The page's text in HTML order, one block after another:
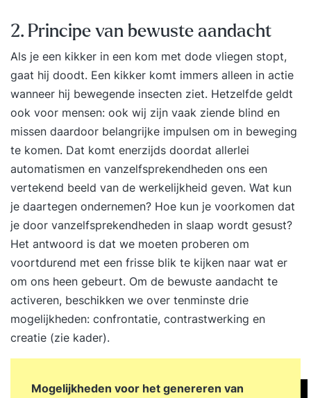
training. Het biedt een ervaringsgerichte aanpak
waardoor je de aangeboden kennis direct kunt
toepassen, wat vaak leidt tot blijvende resultaten
in werk, relaties, gezondheid en meer.Kleine
groep, 5-daagse trainingDe training duurt 5
dagen en vindt plaats op een mooie en rustige
locatie in Nederland met slechts 6 tot 10
deelnemers. Je gaat met diepgaande gerichte
oefeningen je eigen onderzoek aan. Je krijgt
krachtige en effectieve instrumenten aangereikt
om je belemmeringen de baas te kunnen en je
leven op eigen wijze vorm te geven. De
aangereikte tools zijn overal toepasbaar, zowel
op het werk als in je privéleven, om oude bagage
los te laten en nieuwe doelen te
stellen.Toonaangevende methodiekenDe Duik is
een dynamische training persoonlijke
ontwikkeling met veel variatie. Niet alleen kennis
en begrip, maar vooral de diepgaande directe
2. Principe van bewuste aandacht
Als je een kikker in een kom met dode vliegen stopt,
gaat hij doodt. Een kikker komt immers alleen in actie
wanneer hij bewegende insecten ziet. Hetzelfde geldt
ook voor mensen: ook wij zijn vaak ziende blind en
missen daardoor belangrijke impulsen om in beweging
te komen. Dat komt enerzijds doordat allerlei
automatismen en vanzelfsprekendheden ons een
vertekend beeld van de werkelijkheid geven. Wat kun
je daartegen ondernemen? Hoe kun je voorkomen dat
je door vanzelfsprekendheden in slaap wordt gesust?
Het antwoord is dat we moeten proberen om
voortdurend met een frisse blik te kijken naar wat er
om ons heen gebeurt. Om de bewuste aandacht te
activeren, beschikken we over tenminste drie
mogelijkheden: confrontatie, contrastwerking en
creatie (zie kader).
Mogelijkheden voor het genereren van